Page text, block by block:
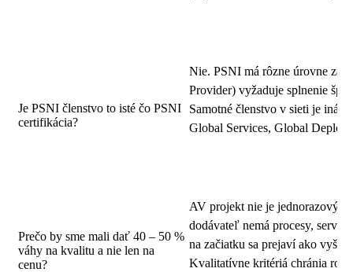
Je PSNI členstvo to isté čo PSNI
certifikácia?
Nie. PSNI má rôzne úrovne
Provider) vyžaduje splnenie
Samotné členstvo v sieti je iná
Global Services, Global
Prečo by sme mali dať 40 – 50 %
váhy na kvalitu a nie len na
cenu?
AV projekt nie je jednorazový
dodávateľ nemá procesy, servis
na začiatku sa prejaví ako
Kvalitatívne kritériá chránia